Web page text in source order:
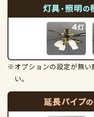
※オプションの設定が無い
い。